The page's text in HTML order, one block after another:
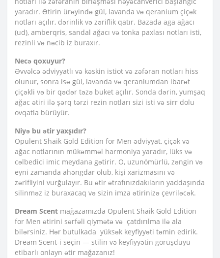
yaradır. Ətirin ürəyində gül, lavanda və qeranium çiçək
notları açılır, dərinlik və zəriflik qatır. Bazada aga ağacı
(ud), amberqris, sandal ağacı və tonka paxlası notları isti,
rezinli və nəcib iz buraxır.
Necə qoxuyur?
Əvvəlcə ədviyyatlı və kəskin istiot və zəfəran notları hiss
olunur, sonra isə gül, lavanda və qeraniumdan ibarət
çiçəkli və bir qədər təzə buket açılır. Sonda dərin, yumşaq
ağac ətiri ilə şərq tərzi rezin notları sizi isti və sirr dolu
ovqatla bürüyür.
Niyə bu ətir yaxşıdır?
Opulent Shaik Gold Edition for Men ədviyyat, çiçək və
ağac notlarının mükəmməl harmoniya yaradır, lüks və
cəlbedici imic meydana gətirir. O, uzunömürlü, zəngin və
eyni zamanda ahəngdar olub, kişi xarizmasını və
zərifliyini vurğulayır. Bu ətir ətrafınızdakıların yaddaşında
silinməz iz buraxacaq və sizin imza ətirinizə çevriləcək.
Dream Scent mağazamızda Opulent Shaik Gold Edition
for Men ətirini sərfəli qiymətə və çatdırılma ilə ala
bilərsiniz. Hər butulkada yüksək keyfiyyəti təmin edirik.
Dream Scent-i seçin — stilin və keyfiyyətin görüşdüyü
etibarlı onlayn ətir mağazanız!